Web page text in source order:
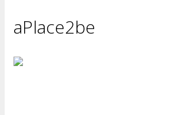
aPlace2be